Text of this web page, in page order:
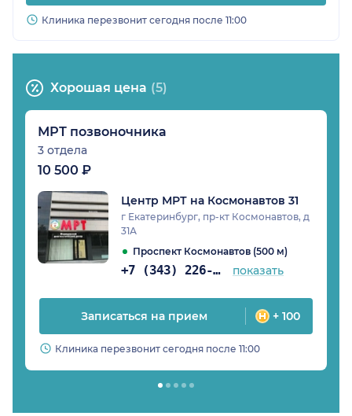
Клиника перезвонит сегодня после 11:00
Хорошая цена (5)
МРТ позвоночника
3 отдела
10 500 ₽
Центр МРТ на Космонавтов 31
г Екатеринбург, пр-кт Космонавтов, д
31А
Проспект Космонавтов (500 м)
+7 (343) 226-93-81 показать
Записаться на прием + 100
Клиника перезвонит сегодня после 11:00